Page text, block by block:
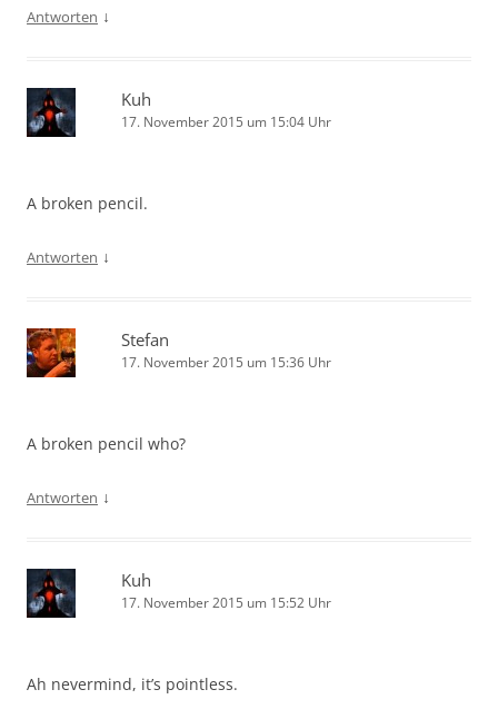
Antworten ↓
Kuh
17. November 2015 um 15:04 Uhr
A broken pencil.
Antworten ↓
Stefan
17. November 2015 um 15:36 Uhr
A broken pencil who?
Antworten ↓
Kuh
17. November 2015 um 15:52 Uhr
Ah nevermind, it’s pointless.